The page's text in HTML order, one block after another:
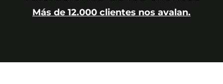
Más de 12.000 clientes nos avalan.